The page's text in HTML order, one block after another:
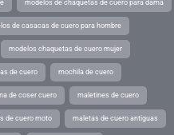
modelos de chaquetas de cuero para dama
de casacas de cuero para hombre
modelos chaquetas de cuero mujer
de cuero mochila de cuero
de coser cuero maletines de cuero
de cuero moto maletas de cuero antiguas